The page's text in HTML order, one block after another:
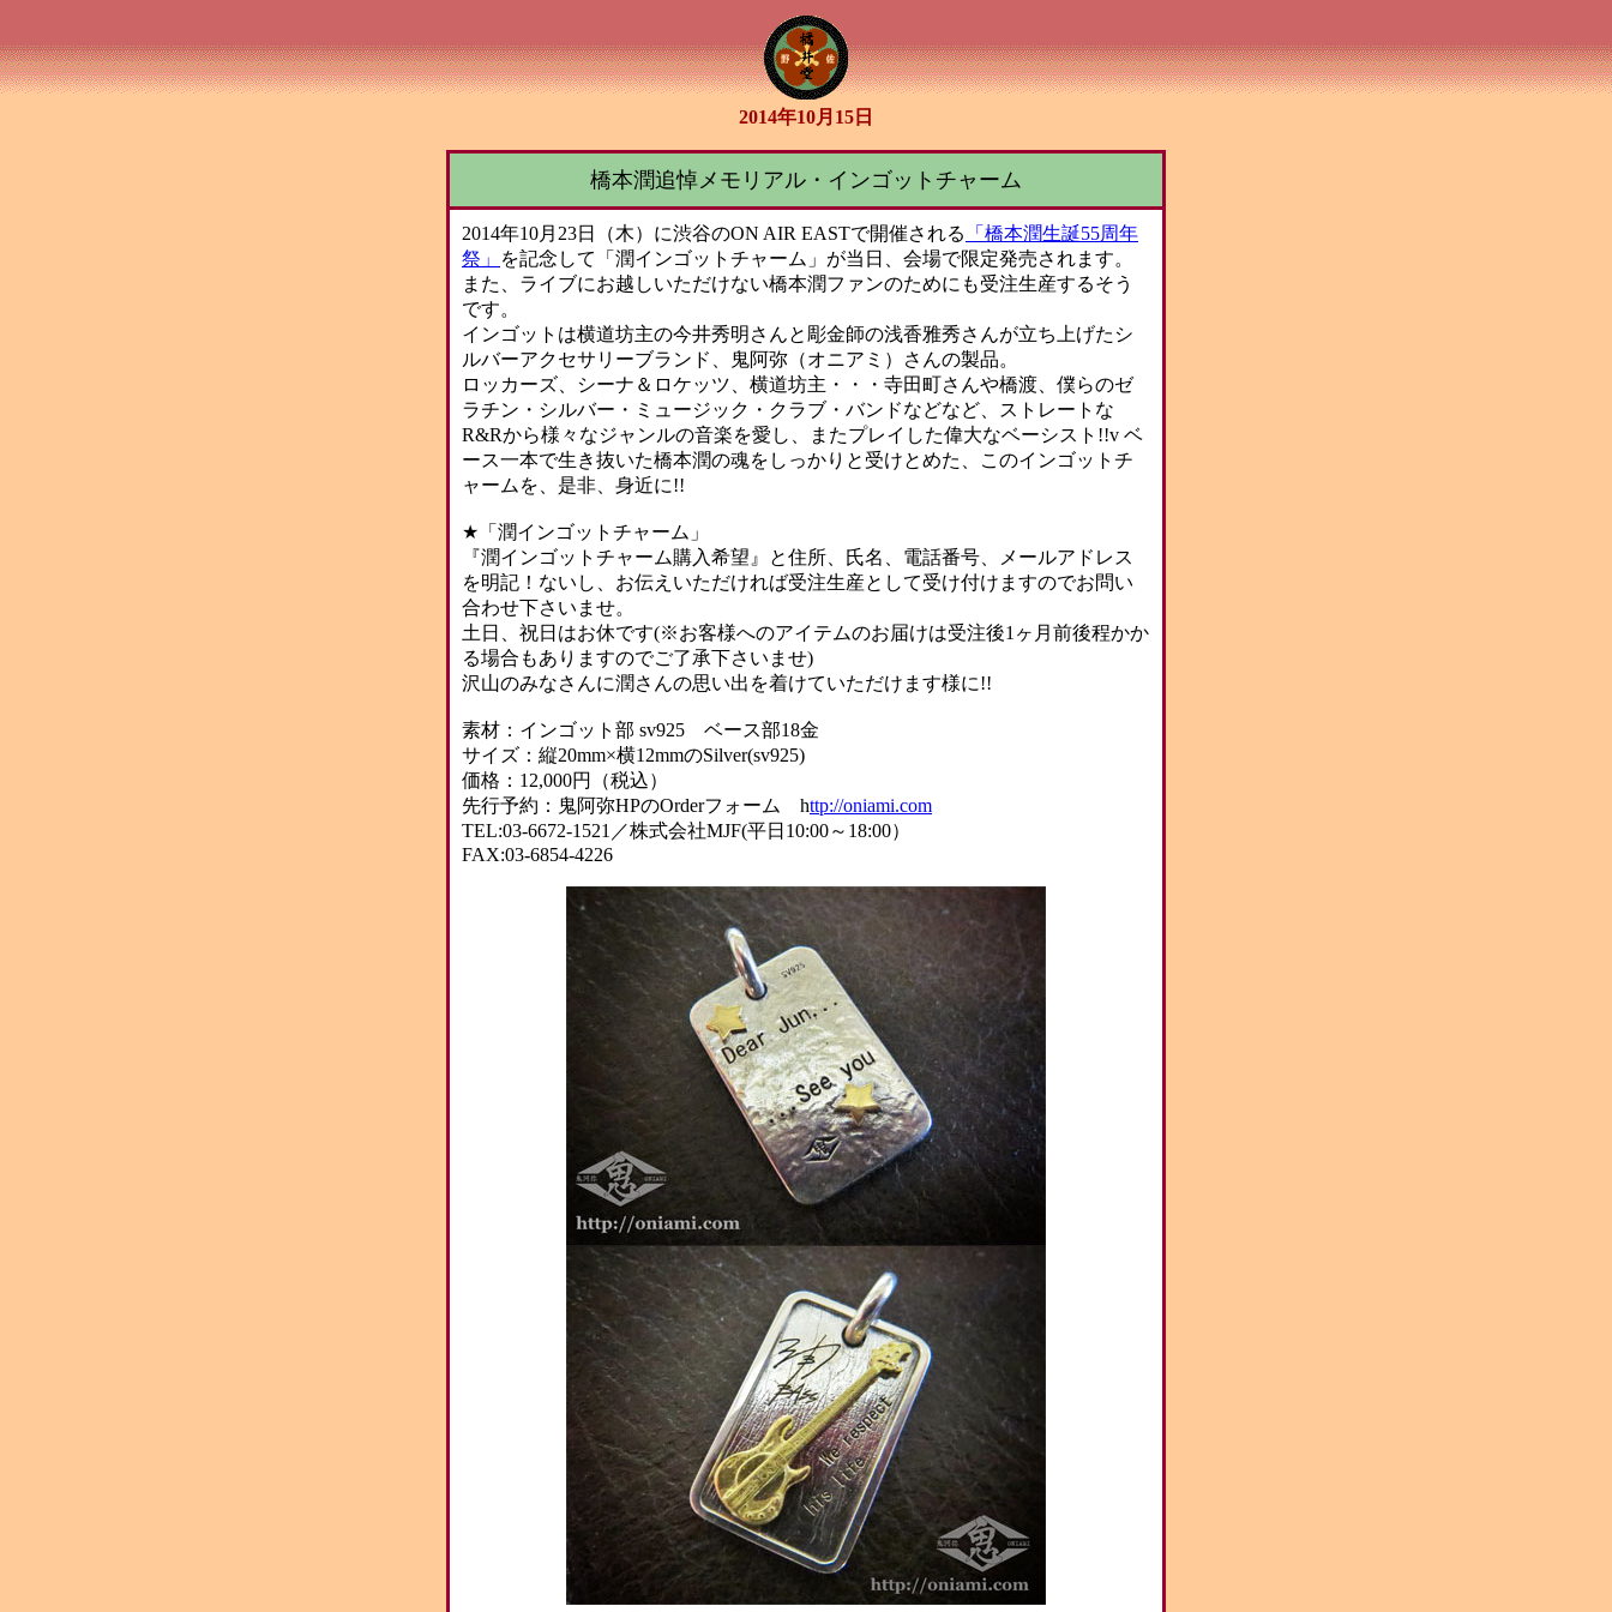
2014年10月15日
橋本潤追悼メモリアル・インゴットチャーム
2014年10月23日（木）に渋谷のON AIR EASTで開催される
「橋本潤生誕55周年
祭」
を記念して「潤インゴットチャーム」が当日、会場で限定発売されます。
また、ライブにお越しいただけない橋本潤ファンのためにも受注生産するそう
です。
インゴットは横道坊主の今井秀明さんと彫金師の浅香雅秀さんが立ち上げたシ
ルバーアクセサリーブランド、鬼阿弥（オニアミ）さんの製品。
ロッカーズ、シーナ＆ロケッツ、横道坊主・・・寺田町さんや橋渡、僕らのゼ
ラチン・シルバー・ミュージック・クラブ・バンドなどなど、ストレートな
R&Rから様々なジャンルの音楽を愛し、またプレイした偉大なベーシスト!!v ベ
ース一本で生き抜いた橋本潤の魂をしっかりと受けとめた、このインゴットチ
ャームを、是非、身近に!!
★「潤インゴットチャーム」
『潤インゴットチャーム購入希望』と住所、氏名、電話番号、メールアドレス
を明記！ないし、お伝えいただければ受注生産として受け付けますのでお問い
合わせ下さいませ。
土日、祝日はお休です(※お客様へのアイテムのお届けは受注後1ヶ月前後程かか
る場合もありますのでご了承下さいませ)
沢山のみなさんに潤さんの思い出を着けていただけます様に!!
素材：インゴット部 sv925 ベース部18金
サイズ：縦20mm×横12mmのSilver(sv925)
価格：12,000円（税込）
先行予約：鬼阿弥HPのOrderフォーム http://oniami.com
TEL:03-6672-1521／株式会社MJF(平日10:00～18:00）
FAX:03-6854-4226